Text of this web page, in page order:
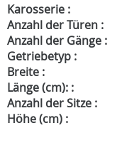
Karosserie :
Anzahl der Türen :
Anzahl der Gänge :
Getriebetyp :
Breite :
Länge (cm): :
Anzahl der Sitze :
Höhe (cm) :